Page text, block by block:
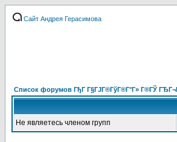
Сайт Андрея Герасимова
Список форумов ГђГ Г§ГЈГ®ГўГ®Г°Г» Г®ГЎ
Не являетесь членом групп